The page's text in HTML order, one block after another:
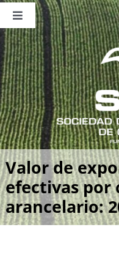
Saltar
contenido
Toggle
Navigation
Nosotros
Publicaciones
Sala de Prensa
Eventos
Valor de
efectivas por
arancelario: